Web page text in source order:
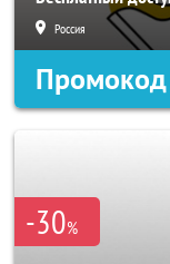
Россия
Промокод
-30%